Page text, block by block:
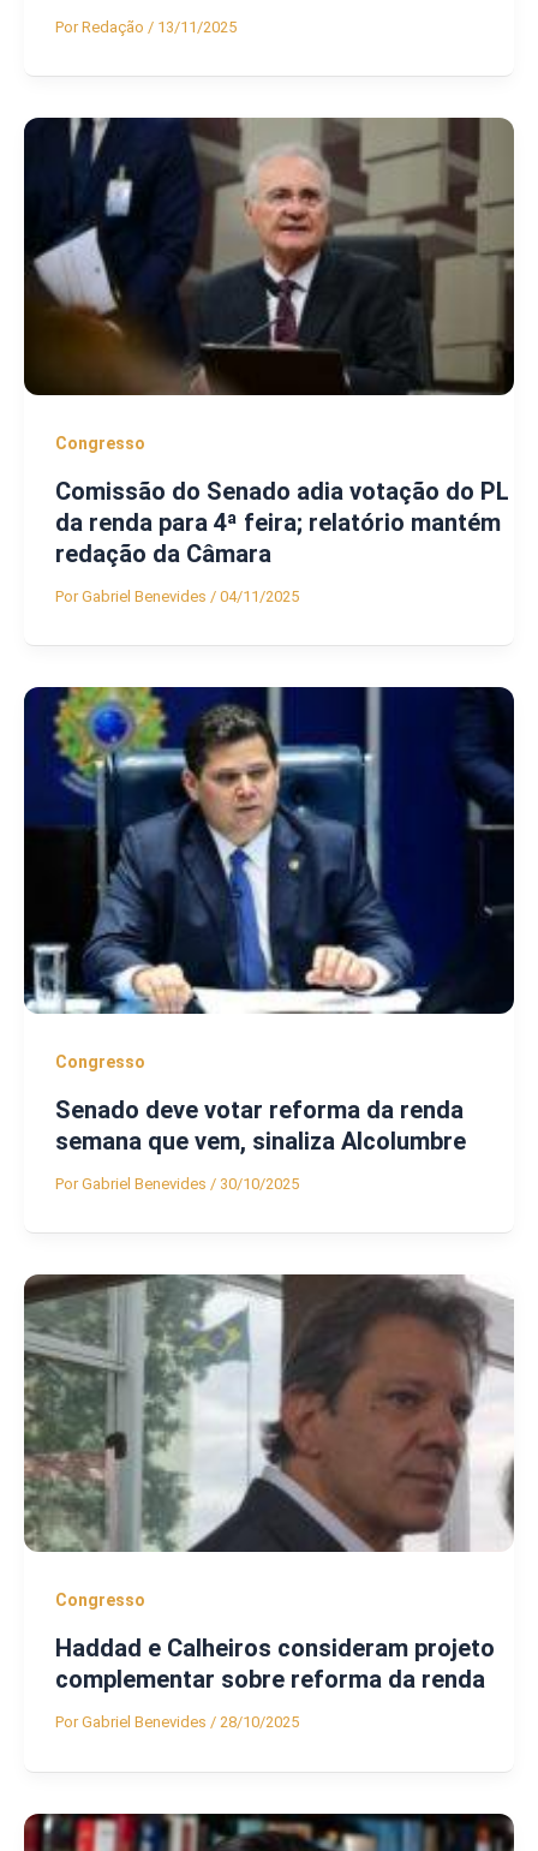
PorRedação / 13/11/2025
Congresso
Comissão do Senado adia votação do PL
da renda para 4ª feira; relatório mantém
redação da Câmara
PorGabriel Benevides / 04/11/2025
Congresso
Senado deve votar reforma da renda
semana que vem, sinaliza Alcolumbre
PorGabriel Benevides / 30/10/2025
Congresso
Haddad e Calheiros consideram projeto
complementar sobre reforma da renda
PorGabriel Benevides / 28/10/2025